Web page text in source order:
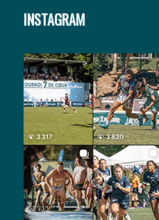
INSTAGRAM